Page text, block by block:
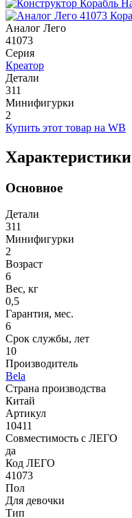
Аналог Лего
41073
Серия
Креатор
Детали
311
Минифигурки
2
Купить этот товар на WB
Характеристики
Основное
Детали
311
Минифигурки
2
Возраст
6
Вес, кг
0,5
Гарантия, мес.
6
Срок службы, лет
10
Производитель
Bela
Страна производства
Китай
Артикул
10411
Совместимость с ЛЕГО
да
Код ЛЕГО
41073
Пол
Для девочки
Тип